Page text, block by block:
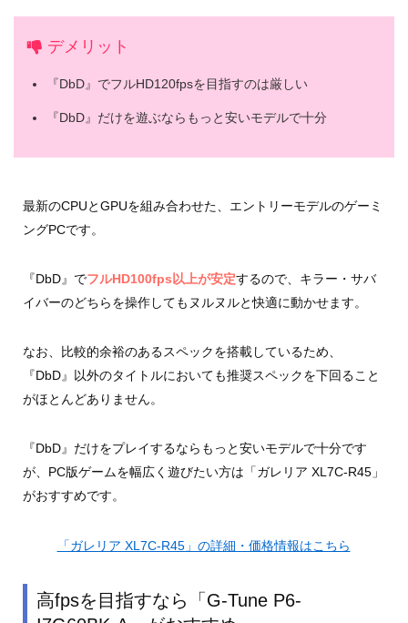
デメリット
『DbD』でフルHD120fpsを目指すのは厳しい
『DbD』だけを遊ぶならもっと安いモデルで十分
最新のCPUとGPUを組み合わせた、エントリーモデルのゲーミ
ングPCです。
『DbD』でフルHD100fps以上が安定するので、キラー・サバ
イバーのどちらを操作してもヌルヌルと快適に動かせます。
なお、比較的余裕のあるスペックを搭載しているため、
『DbD』以外のタイトルにおいても推奨スペックを下回ること
がほとんどありません。
『DbD』だけをプレイするならもっと安いモデルで十分です
が、PC版ゲームを幅広く遊びたい方は「ガレリア XL7C-R45」
がおすすめです。
「ガレリア XL7C-R45」の詳細・価格情報はこちら
高fpsを目指すなら「G-Tune P6-